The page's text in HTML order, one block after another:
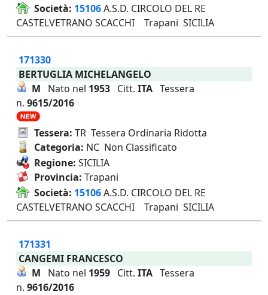
Società: 15106A.S.D. CIRCOLO DEL RE
CASTELVETRANO SCACCHI Trapani SICILIA
171330
BERTUGLIA MICHELANGELO
M Nato nel 1953 Citt. ITA Tessera
n. 9615/2016
Tessera: TR Tessera Ordinaria Ridotta
Categoria: NC Non Classificato
Regione: SICILIA
Provincia: Trapani
Società: 15106A.S.D. CIRCOLO DEL RE
CASTELVETRANO SCACCHI Trapani SICILIA
171331
CANGEMI FRANCESCO
M Nato nel 1959 Citt. ITA Tessera
n. 9616/2016